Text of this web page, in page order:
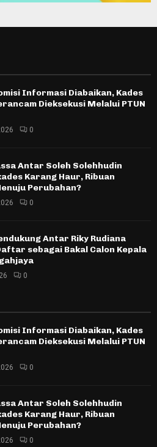
Informasi Diabaikan, Kades
Dieksekusi Melalui PTUN
0
Antar Soleh Solehhudin
Karang Haur, Ribuan
Perubahan?
0
Antar Riky Rudiana
sebagai Bakal Calon Kepala
0
Informasi Diabaikan, Kades
Dieksekusi Melalui PTUN
0
Antar Soleh Solehhudin
Karang Haur, Ribuan
Perubahan?
0